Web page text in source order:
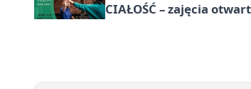
CIAŁOŚĆ – zajęcia